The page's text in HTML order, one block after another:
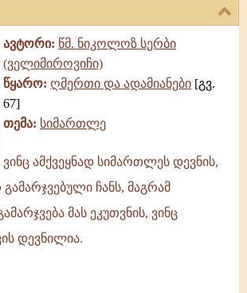
ავტორი: წმ. ნიკოლოზ სერბი
(ველიმიროვიჩი)
წყარო: ღმერთი და ადამიანები [გვ.
67]
თემა: სიმართლე
ვინც ამქვეყნად სიმართლეს დევნის,
ჩანს, მაგრამ
მას ეკუთვნის, ვინც
დევნილია.